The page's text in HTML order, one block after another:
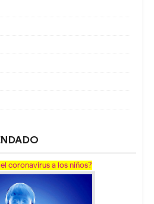
coronavirus a los niños?